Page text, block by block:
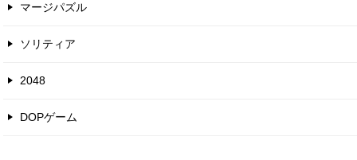
マージパズル
ソリティア
2048
DOPゲーム